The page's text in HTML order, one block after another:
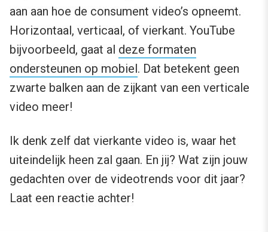
aan aan hoe de consument video’s opneemt.
Horizontaal, verticaal, of vierkant. YouTube
bijvoorbeeld, gaat al deze formaten
ondersteunen op mobiel. Dat betekent geen
zwarte balken aan de zijkant van een verticale
video meer!
Ik denk zelf dat vierkante video is, waar het
uiteindelijk heen zal gaan. En jij? Wat zijn jouw
gedachten over de videotrends voor dit jaar?
Laat een reactie achter!